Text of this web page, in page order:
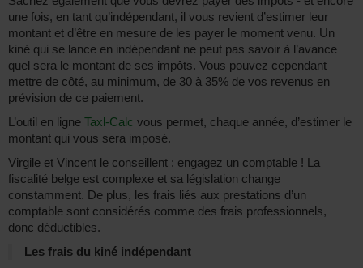
une fois, en tant qu’indépendant, il vous revient d’estimer leur
montant et d’être en mesure de les payer le moment venu. Un
kiné qui se lance en indépendant ne peut pas savoir à l’avance
quel sera le montant de ses impôts. Vous pouvez cependant
mettre de côté, au minimum, de 30 à 35% de vos revenus en
prévision de ce paiement.
L’outil en ligne Taxl-Calc vous permet, chaque année, d’estimer le
montant qui vous sera imposé.
Virgile et Vincent le conseillent : engagez un comptable ! La
fiscalité belge est complexe et sa législation change
constamment. De plus, les frais liés aux prestations d’un
comptable sont considérés comme des frais professionnels,
donc déductibles.
Les frais du kiné indépendant